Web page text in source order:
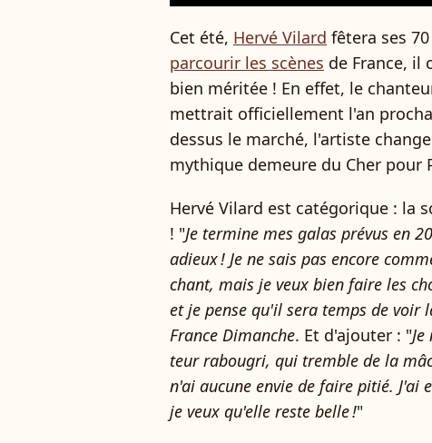
Cet été, Hervé Vilard fêtera ses
parcourir les scènes de France,
bien méritée ! En effet, le
mettrait officiellement l'an
dessus le marché, l'artiste
mythique demeure du Cher pour
Hervé Vilard est catégorique : la
! "Je termine mes galas prévus en
adieux ! Je ne sais pas encore
chant, mais je veux bien faire les
et je pense qu'il sera temps de voir
France Dimanche. Et d'ajouter : "
teur rabougri, qui tremble de la
n'ai aucune envie de faire pitié. J'ai
je veux qu'elle reste belle !"